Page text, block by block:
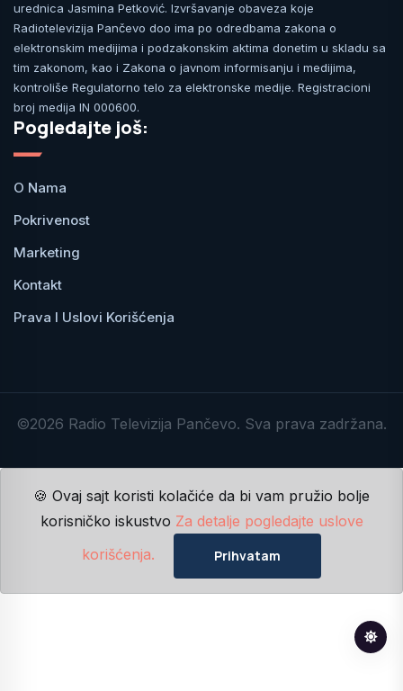
urednica Jasmina Petković. Izvršavanje obaveza koje
Radiotelevizija Pančevo doo ima po odredbama zakona o
elektronskim medijima i podzakonskim aktima donetim u skladu sa
tim zakonom, kao i Zakona o javnom informisanju i medijima,
kontroliše Regulatorno telo za elektronske medije. Registracioni
broj medija IN 000600.
Pogledajte još:
O Nama
Pokrivenost
Marketing
Kontakt
Prava I Uslovi Korišćenja
©2026 Radio Televizija Pančevo. Sva prava zadržana.
🍪 Ovaj sajt koristi kolačiće da bi vam pružio bolje
korisničko iskustvo Za detalje pogledajte uslove
korišćenja.
Prihvatam